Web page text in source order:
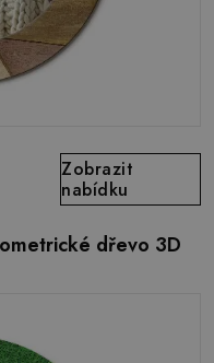
Zobrazit
nabídku
dřevo 3D